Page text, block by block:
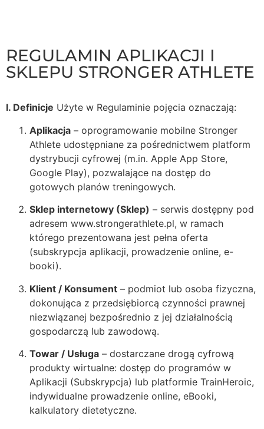
REGULAMIN APLIKACJI I
SKLEPU STRONGER ATHLETE
I. Definicje Użyte w Regulaminie pojęcia oznaczają:
Aplikacja – oprogramowanie mobilne Stronger
Athlete udostępniane za pośrednictwem platform
dystrybucji cyfrowej (m.in. Apple App Store,
Google Play), pozwalające na dostęp do
gotowych planów treningowych.
Sklep internetowy (Sklep) – serwis dostępny pod
adresem www.strongerathlete.pl, w ramach
którego prezentowana jest pełna oferta
(subskrypcja aplikacji, prowadzenie online, e-
booki).
Klient / Konsument – podmiot lub osoba fizyczna,
dokonująca z przedsiębiorcą czynności prawnej
niezwiązanej bezpośrednio z jej działalnością
gospodarczą lub zawodową.
Towar / Usługa – dostarczane drogą cyfrową
produkty wirtualne: dostęp do programów w
Aplikacji (Subskrypcja) lub platformie TrainHeroic,
indywidualne prowadzenie online, eBooki,
kalkulatory dietetyczne.